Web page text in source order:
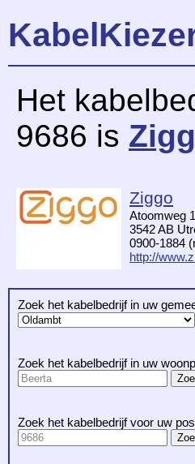
Het
9686 is
Ziggo
Atoomweg
3542 AB
0900-1884
http://
Zoek het kabelbedrijf in uw
Zoek het kabelbedrijf in uw
Zoek het kabelbedrijf voor uw